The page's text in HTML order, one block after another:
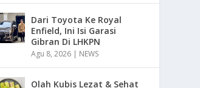
Dari Toyota Ke Royal
Enfield, Ini Isi Garasi
Gibran Di LHKPN
Agu 8, 2026 | NEWS
Olah Kubis Lezat & Sehat